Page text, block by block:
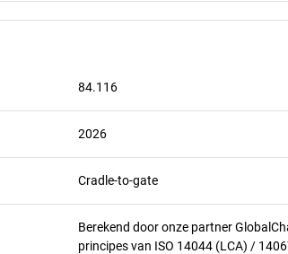
84.116
2026
Cradle-to-gate
Berekend door onze partner
principes van ISO 14044 (LCA) /